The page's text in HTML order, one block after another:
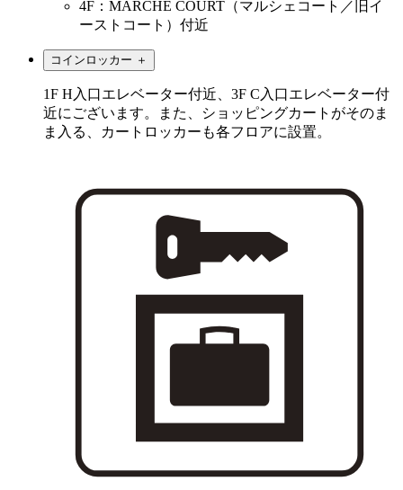
4F：MARCHE COURT（マルシェコート／旧イ
ーストコート）付近
コインロッカー ＋
1F H入口エレベーター付近、3F C入口エレベーター付
近にございます。また、ショッピングカートがそのま
ま入る、カートロッカーも各フロアに設置。